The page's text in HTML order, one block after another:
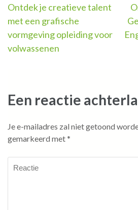
Berichtnavigatie
Ontdek je creatieve talent
met een grafische
vormgeving opleiding voor
volwassenen
Een reactie
Je e-mailadres zal niet getoond
gemarkeerd met*